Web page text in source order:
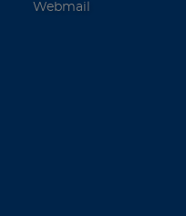
Webmail